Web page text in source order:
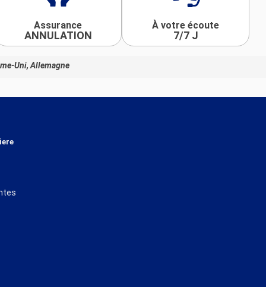
Assurance
ANNULATION
À votre écoute
7/7 J
Uni, Allemagne